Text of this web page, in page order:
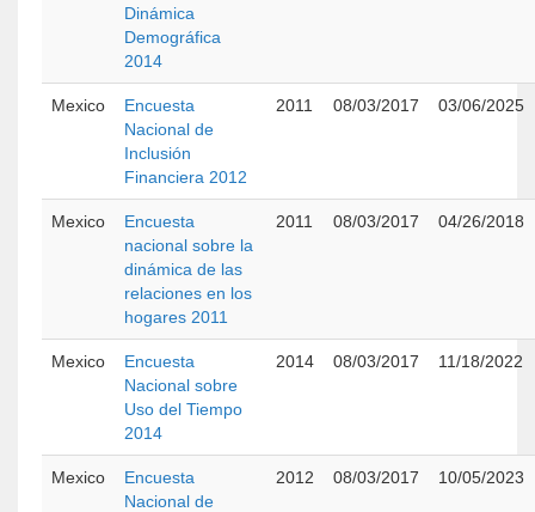
Dinámica
Demográfica
2014
Mexico
Encuesta
Nacional de
Inclusión
Financiera 2012
2011 08/03/2017 03/06/2025
Mexico
Encuesta
nacional sobre la
dinámica de las
relaciones en los
hogares 2011
2011 08/03/2017 04/26/2018
Mexico
Encuesta
Nacional sobre
Uso del Tiempo
2014
2014 08/03/2017 11/18/2022
Mexico
Encuesta
Nacional de
2012 08/03/2017 10/05/2023